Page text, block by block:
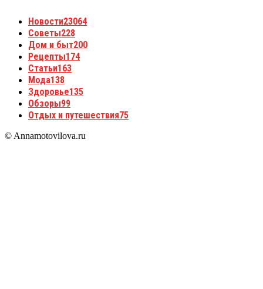
Новости23064
Советы228
Дом и быт200
Рецепты174
Статьи163
Мода138
Здоровье135
Обзоры99
Отдых и путешествия75
© Annamotovilova.ru